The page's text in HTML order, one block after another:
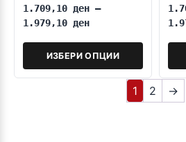
1.709,10 ден –
1.979,10 ден
ИЗБЕРИ ОПЦИИ
1 2 →